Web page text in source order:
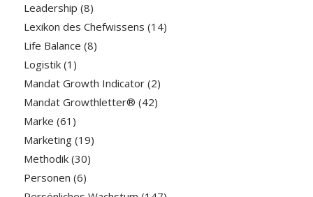
Leadership (8)
Lexikon des Chefwissens (14)
Life Balance (8)
Logistik(1)
Mandat Growth Indicator(2)
Mandat Growthletter® (42)
Marke (61)
Marketing(19)
Methodik(30)
Personen (6)